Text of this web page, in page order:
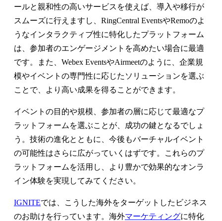
ールと親和性の高いサービスを使えば、導入や移行が
スムーズに行えますし、RingCentral EventsやRemoのよ
うなインタラクティブ性に特化したプラットフォーム
は、参加者のエンゲージメントを高めたい場合に最適
です。また、Webex EventsやAirmeetのように、企業規
模やイベントの専門性に応じたソリューションを選ぶ
ことで、より高い成果を得ることができます。
イベントの目的や規模、参加者の層に応じて最適なプ
ラットフォームを選ぶことが、成功の鍵となるでしょ
う。技術の進化とともに、今後もバーチャルイベント
の可能性はさらに広がっていくはずです。これらのプ
ラットフォームを活用し、より豊かで効果的なオンラ
イン体験を実現してみてください。
IGNITEでは、こうした海外をターゲットしたビジネス
のお助けを行っています。海外マーケティングに特化